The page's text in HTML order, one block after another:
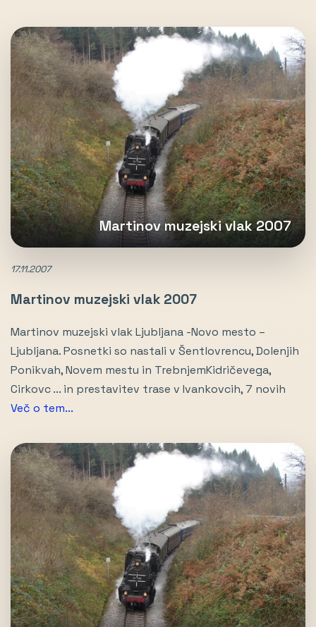
Martinov muzejski vlak 2007
17.11.2007
Martinov muzejski vlak 2007
Martinov muzejski vlak Ljubljana -Novo mesto –
Ljubljana. Posnetki so nastali v Šentlovrencu, Dolenjih
Ponikvah, Novem mestu in TrebnjemKidričevega,
Cirkovc ... in prestavitev trase v Ivankovcih, 7 novih
Več o tem...